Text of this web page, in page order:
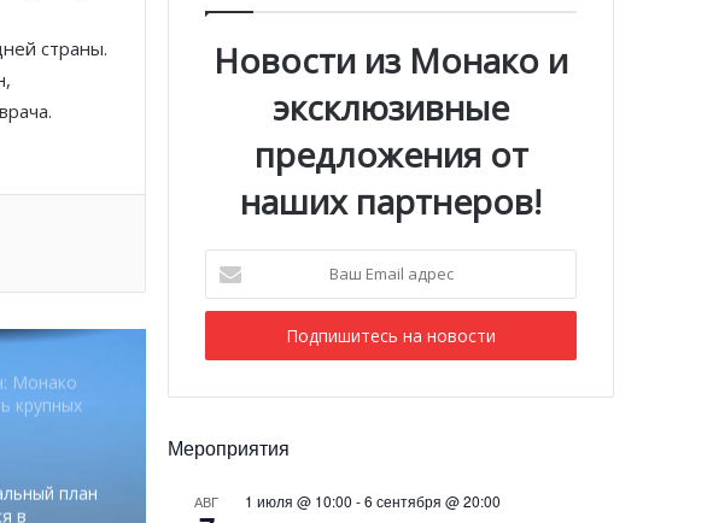
страны.
Монако
крупных
в
Новости из Монако и
эксклюзивные
предложения от
наших партнеров!
Email
адрес
Мероприятия
АВГ 1 июля @ 10:00 -6 сентября @ 20:00